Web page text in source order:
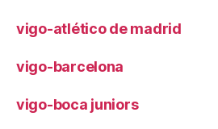
vigo-atlético de madrid
vigo-barcelona
vigo-boca juniors